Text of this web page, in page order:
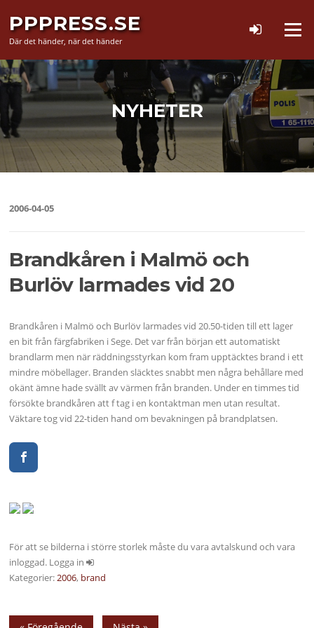
innehåll
PPPRESS.SE
Där det händer, när det händer
Meny
NYHETER
2006-04-05
Brandkåren i Malmö och
Burlöv larmades vid 20
Brandkåren i Malmö och Burlöv larmades vid 20.50-tiden till ett lager
en bit från färgfabriken i Sege. Det var från början ett automatiskt
brandlarm men när räddningsstyrkan kom fram upptäcktes brand i ett
mindre möbellager. Branden släcktes snabbt men några behållare med
okänt ämne hade svällt av värmen från branden. Under en timmes tid
försökte brandkåren att f tag i en kontaktman men utan resultat.
Väktare tog vid 22-tiden hand om bevakningen på brandplatsen.
För att se bilderna i större storlek måste du vara avtalskund och vara
inloggad. Logga in
Kategorier:2006, brand